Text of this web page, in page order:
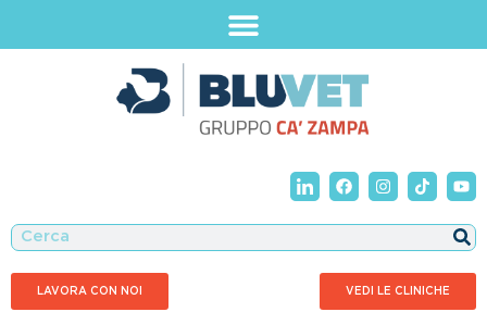
LAVORA CON NOI VEDI LE CLINICHE